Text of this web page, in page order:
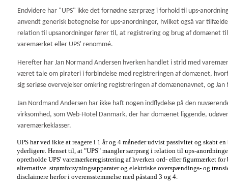
Endvidere har "UPS" ikke det fornødne særpræg i forhold til ups-
anvendt generisk betegnelse for ups-anordninger, hvilket også var
relation til upsanordninger fører til, at registrering og brug af domænet
varemærket eller UPS' renommé.
Herefter har Jan Normand Andersen hverken handlet i strid med
været tale om pirateri i forbindelse med registreringen af domænet,
sig seriøse overvejelser omkring registreringen af domænenavnet, og
Jan Nordmand Andersen har ikke haft nogen indflydelse på den
virksomhed, som Web-Hotel Danmark, der har domænet liggende,
varemærkeklasser.
UPS har ved ikke at reagere i 1 år og 4 måneder udvist passivitet og skabt
yderligere. Henset til, at "UPS" mangler særpræg i relation til ups-
opretholde UPS' varemærkeregistrering af hverken ord- eller figurmærket
alternative strømforsyningsapparater og elektriske overspændings- og
disclaimere herfor i overensstemmelse med påstand 3 og 4.